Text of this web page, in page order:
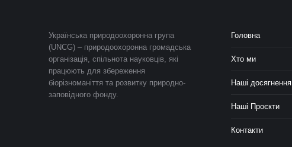
Українська природоохоронна група
(UNCG) – природоохоронна громадська
організація, спільнота науковців, які
працюють для збереження
біорізноманіття та розвитку природно-
заповідного фонду.
Головна
Хто ми
Наші досягнення
Наші Проєкти
Контакти